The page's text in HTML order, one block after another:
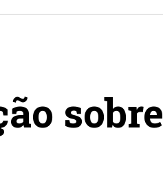
sobre